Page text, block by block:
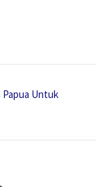
Papua Untuk